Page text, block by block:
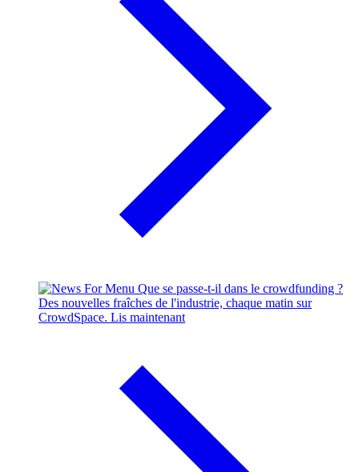
Que se passe-t-il dans le crowdfunding ?
Des nouvelles fraîches de l'industrie, chaque matin sur
CrowdSpace. Lis maintenant